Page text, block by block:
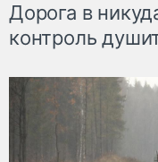
Дорога в
контроль